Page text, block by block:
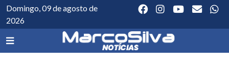
Domingo, 09 de agosto de
2026